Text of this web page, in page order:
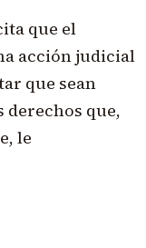
que el
acción judicial
que sean
que,
le